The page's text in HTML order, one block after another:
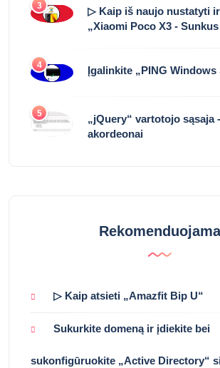
3
▷ Kaip iš naujo nustatyti
„Xiaomi Poco X3 -
4 Įgalinkite „PING Windows
5
„jQuery“ vartotojo sąsaja
akordeonai
Rekomenduojama
▷ Kaip atsieti „Amazfit Bip U“
Sukurkite domeną ir įdiekite bei
sukonfigūruokite „Active Directory“